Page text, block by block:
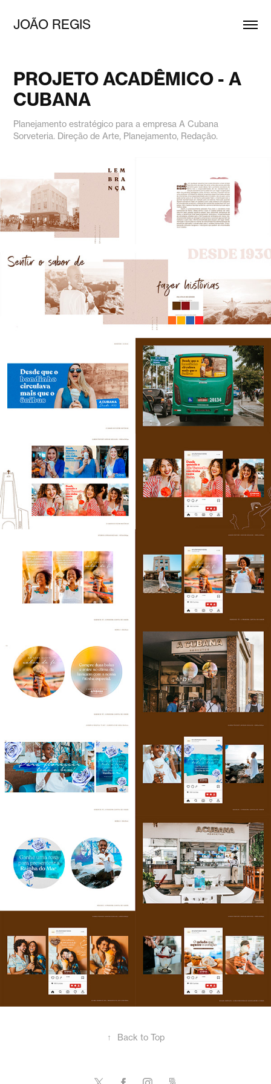
JOÃO REGIS
PROJETO ACADÊMICO - A
CUBANA
Planejamento estratégico para a empresa A Cubana
Sorveteria. Direção de Arte, Planejamento, Redação.
↑ Back to Top